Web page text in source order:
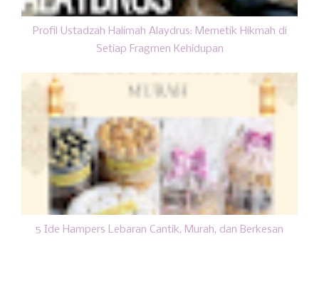
Profil Ustadzah Halimah Alaydrus: Memetik Hikmah di
Setiap Fragmen Kehidupan
5 Ide Hampers Lebaran Cantik, Murah, dan Berkesan